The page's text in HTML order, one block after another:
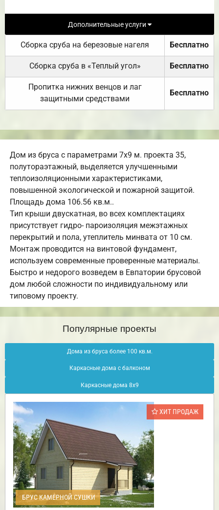
Дополнительные услуги
Сборка сруба на березовые нагеля Бесплатно
Сборка сруба в «Теплый угол» Бесплатно
Пропитка нижних венцов и лаг
защитными средствами
Бесплатно
Дом из бруса с параметрами 7х9 м. проекта 35,
полутораэтажный, выделяется улучшенными
теплоизоляционными характеристиками,
повышенной экологической и пожарной защитой.
Площадь дома 106.56 кв.м..
Тип крыши двускатная, во всех комплектациях
присутствует гидро- пароизоляция межэтажных
перекрытий и пола, утеплитель минвата от 10 см.
Монтаж проводится на винтовой фундамент,
используем современные проверенные материалы.
Быстро и недорого возведем в Евпатории брусовой
дом любой сложности по индивидуальному или
типовому проекту.
Популярные проекты
Дома из бруса более 100 кв.м.
Каркасные дома с балконом
Каркасные дома 8х9
ХИТ ПРОДАЖ
БРУС КАМЕРНОЙ СУШКИ